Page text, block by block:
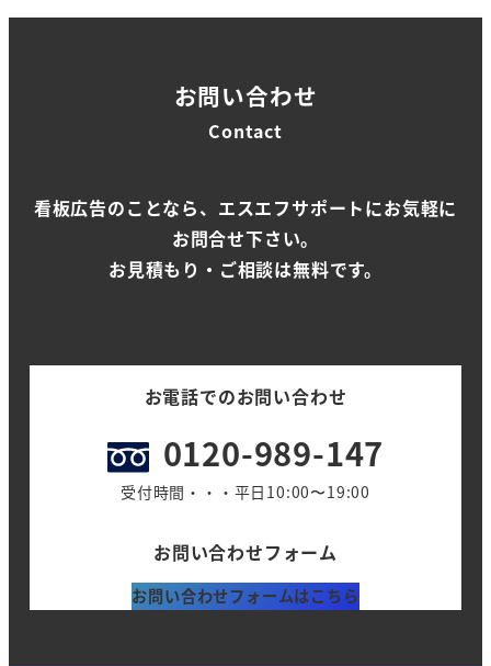
お問い合わせ
Contact
看板広告のことなら、エスエフサポートにお気軽に
お問合せ下さい。
お見積もり・ご相談は無料です。
お電話でのお問い合わせ
0120-989-147
受付時間・・・平日10:00〜19:00
お問い合わせフォーム
お問い合わせフォームはこちら